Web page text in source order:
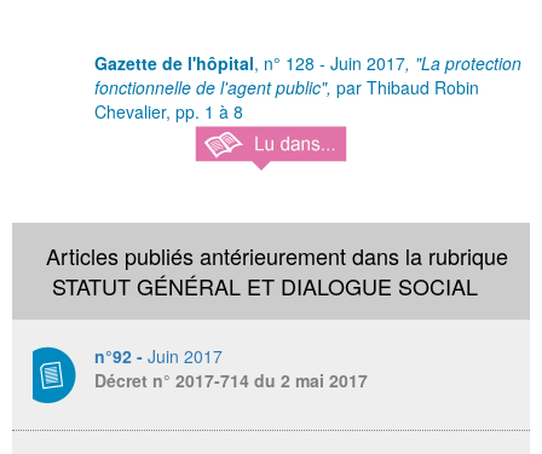
Gazette de l'hôpital, n° 128 - Juin 2017, "La protection
fonctionnelle de l'agent public", par Thibaud Robin
Chevalier, pp. 1 à 8
Articles publiés antérieurement dans la rubrique
STATUT GÉNÉRAL ET DIALOGUE SOCIAL
n°92 - Juin 2017
Décret n° 2017-714 du 2 mai 2017